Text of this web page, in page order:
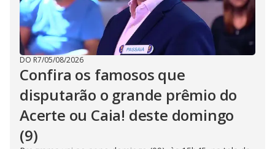
DO R7/05/08/2026
Confira os famosos que
disputarão o grande prêmio do
Acerte ou Caia! deste domingo
(9)